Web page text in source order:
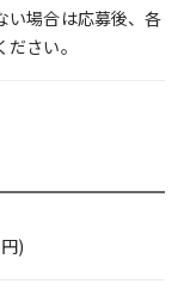
い場合は応募後、各
さい。
)